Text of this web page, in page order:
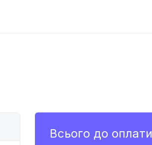
Всього до оплати